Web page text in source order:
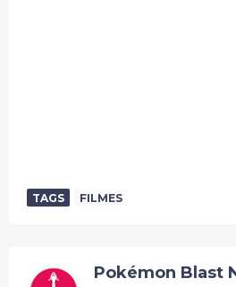
TAGS FILMES
Pokémon Blast